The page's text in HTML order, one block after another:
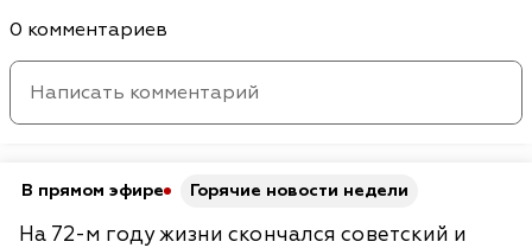
0 комментариев
В прямом эфире Горячие новости недели
На 72-м году жизни скончался советский и